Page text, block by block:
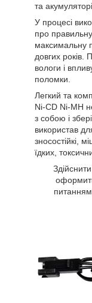
та
У процесі
про
максимальну
довгих років.
вологи і
поломки.
Легкий та
Ni-CD Ni-MH
з собою і
використав
зносостійкі,
їдких,